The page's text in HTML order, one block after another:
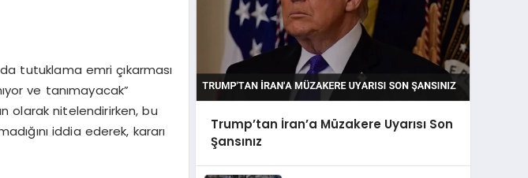
tutuklama emri çıkarması
ve tanımayacak”
olarak nitelendirirken, bu
iddia ederek, kararı
Trump’tan İran’a Müzakere Uyarısı Son
Şansınız